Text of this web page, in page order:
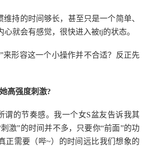
维持的时间够长，甚至只是一个简单、
心就会有感觉，很快进入被tj的状态。
来形容这一个小操作并不合适？反正先
高强度刺激?
谓的节奏感。我一个女S盆友告诉我其
激”的时间并不多，只要你“前面”的功
正需要（哔~）的时间远比我们想象的